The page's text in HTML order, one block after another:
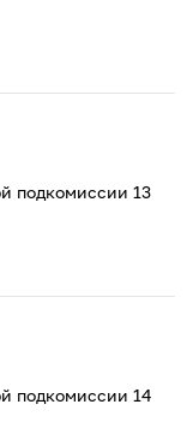
подкомиссии 13
подкомиссии 14